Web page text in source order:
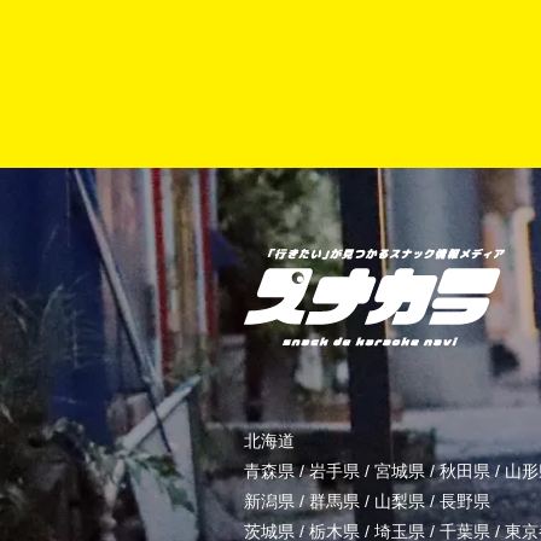
北海道
青森県/岩手県 / 宮城県 /秋田県 /山
新潟県 / 群馬県 / 山梨県/長野県
茨城県 / 栃木県 / 埼玉県/ 千葉県 /東